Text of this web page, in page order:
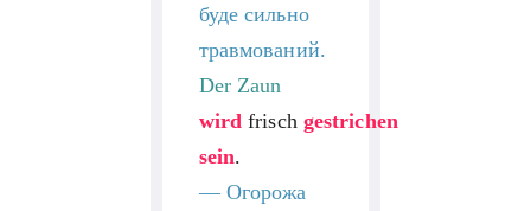
буде сильно
травмований.
Der Zaun
wird frisch gestrichen
sein.
—Огорожа